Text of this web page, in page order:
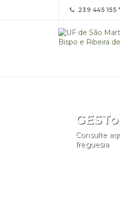
239 445 155
Consulte
freguesia